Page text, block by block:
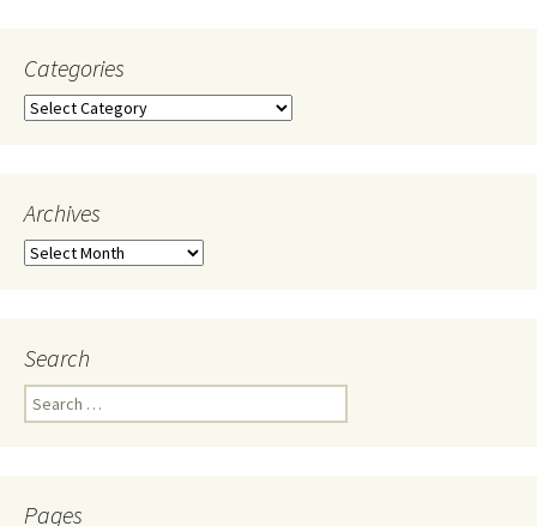
Categories
Categories
Archives
Archives
Search
Search
for:
Pages